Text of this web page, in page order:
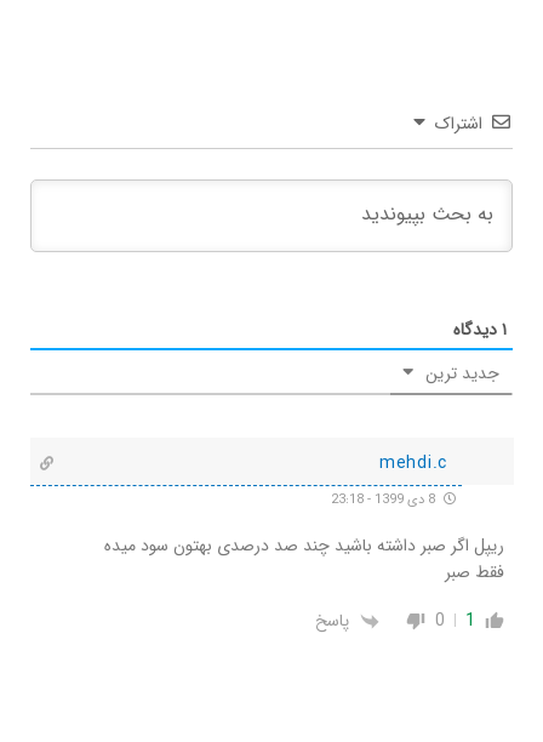
اشتراک
۱دیدگاه
جدید ترین
mehdi.c
ریپل اگر صبر داشته باشید چند صد درصدی بهتون سود میده
فقط صبر
1
0 پاسخ